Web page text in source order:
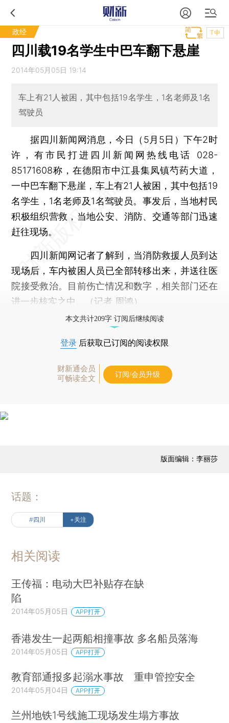
政经 T中
四川载19名学生中巴车翻下悬崖
2014年05月05日 19:14
车上有21人被困，其中包括19名学生，1名老师及1名
驾驶员
据四川新闻网消息，今日（5月5日）下午2时
许，有市民打进四川新闻网热线电话 028-
85171608称，在德阳市中江县集凤镇芍药大道，
一中巴车翻下悬崖，车上有21人被困，其中包括19
名学生，1名老师及1名驾驶员。事发后，当地村民
积极组织营救，当地公安、消防、交通等部门迅速
赶往现场。
四川新闻网记者了解到，当消防救援人员到达
现场后，车内被困人员已全部转移出来，并送往医
院接受救治。目前伤亡情况和数字，相关部门还在
进一步核实之中。（记者 周鸿）
本文共计209字 订阅后继续阅读
登录 后获取已订阅的阅读权限
财新通会员
可畅读全文
订阅/会员升级
版面编辑：李丽莎
话题：
#四川 +关注
相关阅读
王传福：电动大巴补贴存在缺
陷
2014年05月05日 APP打开
香港发生一起两船相撞事故 多名船员落海
2014年05月05日 APP打开
教育部通报多起溺水事故 重申管控安全
2014年05月04日 APP打开
兰州地铁1号线施工现场发生塌方事故